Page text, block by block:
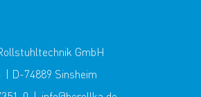
GmbH
| D-74889 Sinsheim